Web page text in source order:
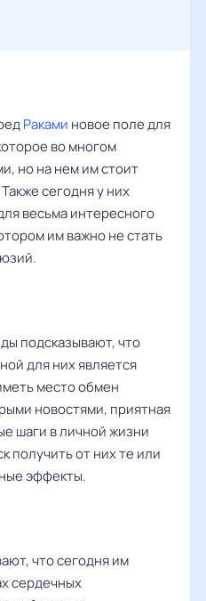
Раками новое поле для
во многом
но на нем им стоит
сегодня у них
весьма интересного
им важно не стать
подсказывают, что
для них является
место обмен
новостями, приятная
шаги в личной жизни
получить от них те или
эффекты.
что сегодня им
сердечных